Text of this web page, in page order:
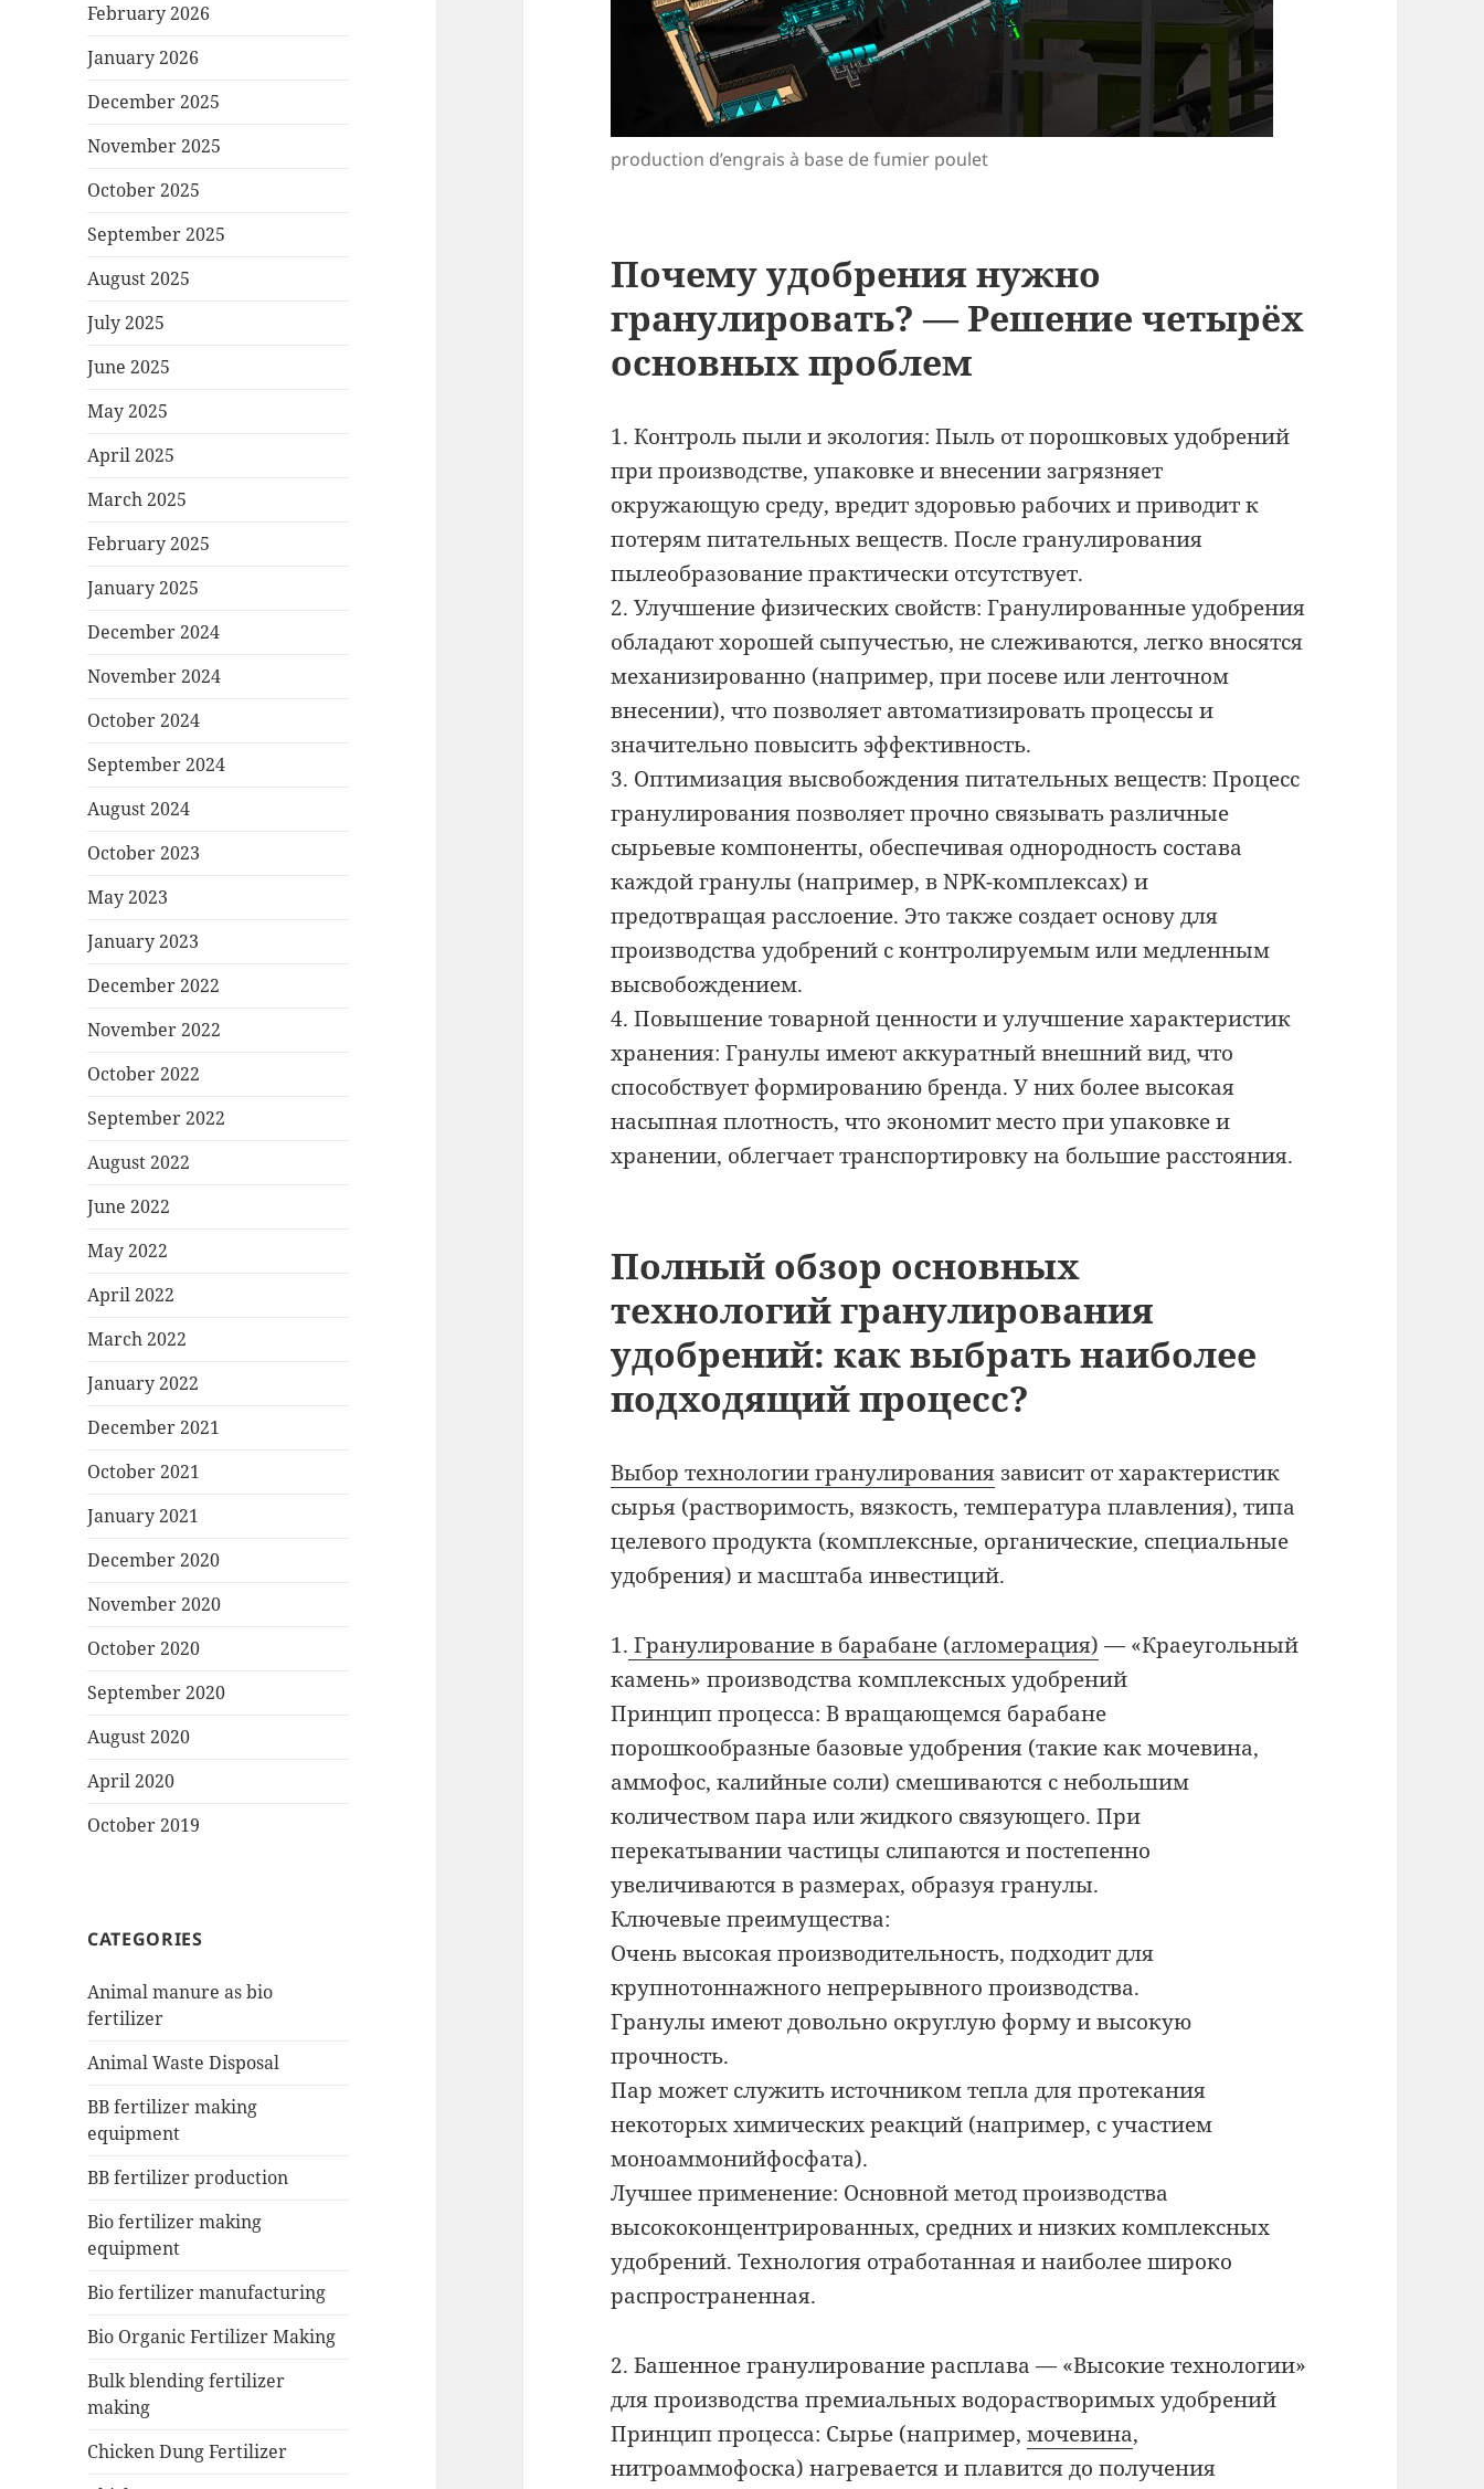
February 2026
January 2026
December 2025
November 2025
October 2025
September 2025
August 2025
July 2025
June 2025
May 2025
April 2025
March 2025
February 2025
January 2025
December 2024
November 2024
October 2024
September 2024
August 2024
October 2023
May 2023
January 2023
December 2022
November 2022
October 2022
September 2022
August 2022
June 2022
May 2022
April 2022
March 2022
January 2022
December 2021
October 2021
January 2021
December 2020
November 2020
October 2020
September 2020
August 2020
April 2020
October 2019
CATEGORIES
Animal manure as bio
fertilizer
Animal Waste Disposal
BB fertilizer making
equipment
BB fertilizer production
Bio fertilizer making
equipment
Bio fertilizer manufacturing
Bio Organic Fertilizer Making
Bulk blending fertilizer
making
Chicken Dung Fertilizer
production d’engrais à base de fumier poulet
Почему удобрения нужно
гранулировать? — Решение четырёх
основных проблем
1. Контроль пыли и экология: Пыль от порошковых удобрений
при производстве, упаковке и внесении загрязняет
окружающую среду, вредит здоровью рабочих и приводит к
потерям питательных веществ. После гранулирования
пылеобразование практически отсутствует.
2. Улучшение физических свойств: Гранулированные удобрения
обладают хорошей сыпучестью, не слеживаются, легко вносятся
механизированно (например, при посеве или ленточном
внесении), что позволяет автоматизировать процессы и
значительно повысить эффективность.
3. Оптимизация высвобождения питательных веществ: Процесс
гранулирования позволяет прочно связывать различные
сырьевые компоненты, обеспечивая однородность состава
каждой гранулы (например, в NPK-комплексах) и
предотвращая расслоение. Это также создает основу для
производства удобрений с контролируемым или медленным
высвобождением.
4. Повышение товарной ценности и улучшение характеристик
хранения: Гранулы имеют аккуратный внешний вид, что
способствует формированию бренда. У них более высокая
насыпная плотность, что экономит место при упаковке и
хранении, облегчает транспортировку на большие расстояния.
Полный обзор основных
технологий гранулирования
удобрений: как выбрать наиболее
подходящий процесс?
Выбор технологии гранулированиязависит от характеристик
сырья (растворимость, вязкость, температура плавления), типа
целевого продукта (комплексные, органические, специальные
удобрения) и масштаба инвестиций.
1. Гранулирование в барабане (агломерация) — «Краеугольный
камень» производства комплексных удобрений
Принцип процесса: В вращающемся барабане
порошкообразные базовые удобрения (такие как мочевина,
аммофос, калийные соли) смешиваются с небольшим
количеством пара или жидкого связующего. При
перекатывании частицы слипаются и постепенно
увеличиваются в размерах, образуя гранулы.
Ключевые преимущества:
Очень высокая производительность, подходит для
крупнотоннажного непрерывного производства.
Гранулы имеют довольно округлую форму и высокую
прочность.
Пар может служить источником тепла для протекания
некоторых химических реакций (например, с участием
моноаммонийфосфата).
Лучшее применение: Основной метод производства
высококонцентрированных, средних и низких комплексных
удобрений. Технология отработанная и наиболее широко
распространенная.
2. Башенное гранулирование расплава — «Высокие технологии»
для производства премиальных водорастворимых удобрений
Принцип процесса: Сырье (например,мочевина,
нитроаммофоска) нагревается и плавится до получения